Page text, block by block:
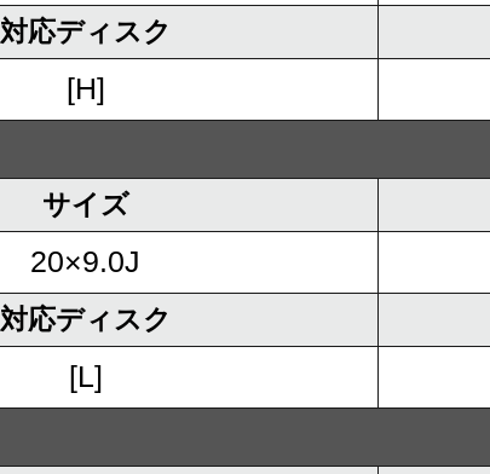
対応ディスク
[H]
サイズ
20×9.0J
対応ディスク
[L]